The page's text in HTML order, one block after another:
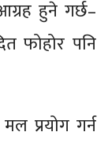
हुने गर्छ–
फोहोर पनि
प्रयोग गर्न